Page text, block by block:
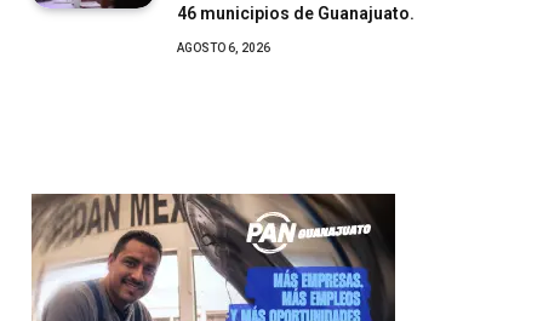
46 municipios de Guanajuato.
AGOSTO 6, 2026